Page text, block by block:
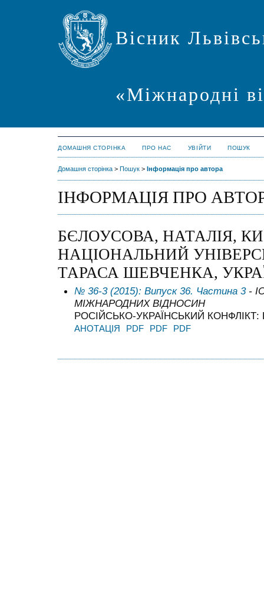
Вісник
«Міжнародні
ДОМАШНЯ СТОРІНКА ПРО НАС УВІЙТИ ПОШУК
Домашня сторінка > Пошук > Інформація про автора
ІНФОРМАЦІЯ ПРО
БЄЛОУСОВА, НАТАЛІЯ,
НАЦІОНАЛЬНИЙ
ТАРАСА ШЕВЧЕНКА,
№ 36-3 (2015): Випуск 36. Частина 3-
МІЖНАРОДНИХ ВІДНОСИН
РОСІЙСЬКО-УКРАЇНСЬКИЙ
АНОТАЦІЯ PDF PDF PDF